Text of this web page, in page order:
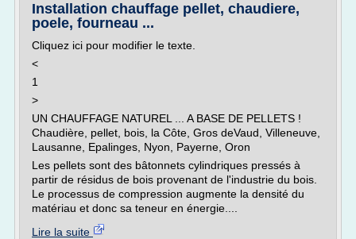
Installation chauffage pellet, chaudiere,
poele, fourneau ...
Cliquez ici pour modifier le texte.
<
1
>
UN CHAUFFAGE NATUREL ... A BASE DE PELLETS !
Chaudière, pellet, bois, la Côte, Gros deVaud, Villeneuve,
Lausanne, Epalinges, Nyon, Payerne, Oron
Les pellets sont des bâtonnets cylindriques pressés à
partir de résidus de bois provenant de l'industrie du bois.
Le processus de compression augmente la densité du
matériau et donc sa teneur en énergie....
Lire la suite